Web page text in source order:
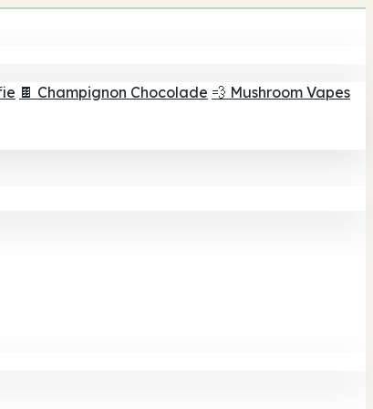
🍫 Champignon Chocolade 💨 Mushroom Vapes